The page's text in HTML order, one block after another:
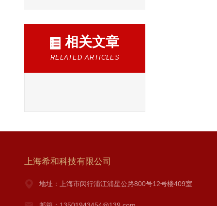
相关文章
RELATED ARTICLES
上海希和科技有限公司
地址：上海市闵行浦江浦星公路800号12号楼409室